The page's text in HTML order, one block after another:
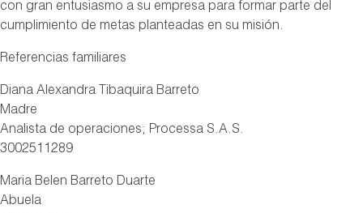
con gran entusiasmo a su empresa para formar parte del
cumplimiento de metas planteadas en su misión.
Referencias familiares
Diana Alexandra Tibaquira Barreto
Madre
Analista de operaciones; Processa S.A.S.
3002511289
Maria Belen Barreto Duarte
Abuela